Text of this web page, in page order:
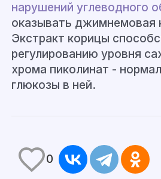
нарушений углеводного
оказывать джимнемовая
Экстракт корицы
регулированию уровня
хрома пиколинат -
глюкозы в ней.
0